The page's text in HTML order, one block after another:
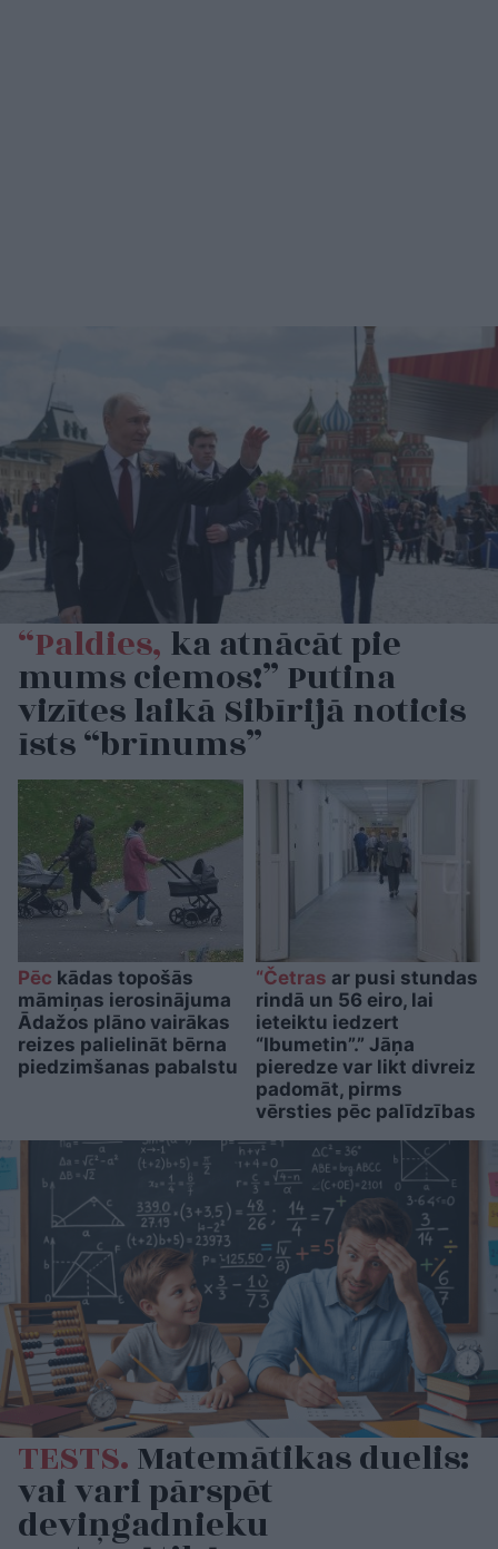
“Paldies, ka atnācāt pie
mums ciemos!” Putina
vizītes laikā Sibīrijā noticis
īsts “brīnums”
Pēc kādas topošās
māmiņas ierosinājuma
Ādažos plāno vairākas
reizes palielināt bērna
piedzimšanas pabalstu
“Četras ar pusi stundas
rindā un 56 eiro, lai
ieteiktu iedzert
“Ibumetin”.” Jāņa
pieredze var likt divreiz
padomāt, pirms
vērsties pēc palīdzības
TESTS.Matemātikas duelis:
vai vari pārspēt
deviņgadnieku